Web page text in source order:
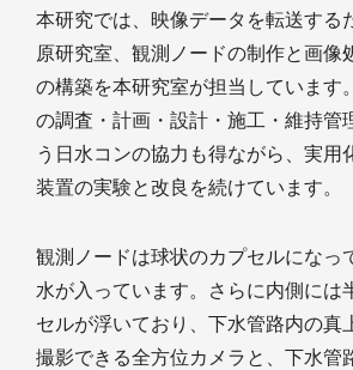
本研究では、映像データを転送する
原研究室、観測ノードの制作と画像
の構築を本研究室が担当しています
の調査・計画・設計・施工・維持管
う日水コンの協力も得ながら、実用
装置の実験と改良を続けています。
観測ノードは球状のカプセルになっ
水が入っています。さらに内側には
セルが浮いており、下水管路内の真
撮影できる全方位カメラと、下水管